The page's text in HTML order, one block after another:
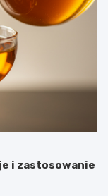
i zastosowanie